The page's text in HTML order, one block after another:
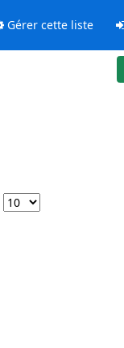
Gérer cette liste